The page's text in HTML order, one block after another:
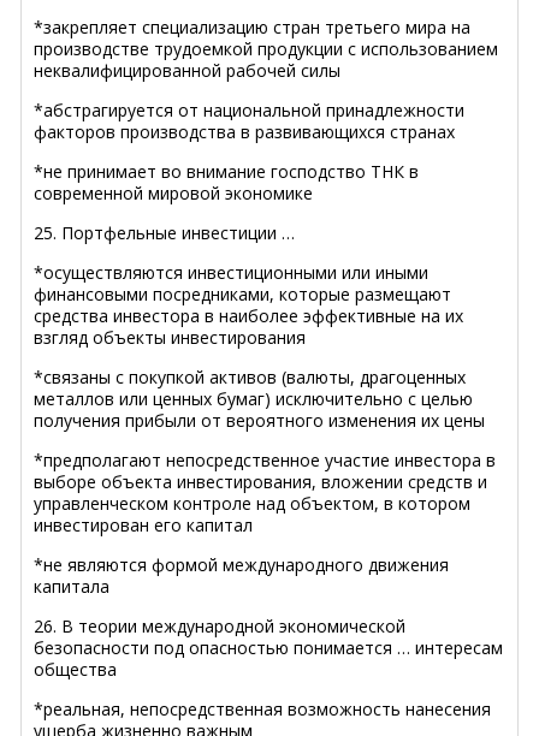
*закрепляет специализацию стран третьего мира на
производстве трудоемкой продукции с использованием
неквалифицированной рабочей силы
*абстрагируется от национальной принадлежности
факторов производства в развивающихся странах
*не принимает во внимание господство ТНК в
современной мировой экономике
25. Портфельные инвестиции …
*осуществляются инвестиционными или иными
финансовыми посредниками, которые размещают
средства инвестора в наиболее эффективные на их
взгляд объекты инвестирования
*связаны с покупкой активов (валюты, драгоценных
металлов или ценных бумаг) исключительно с целью
получения прибыли от вероятного изменения их цены
*предполагают непосредственное участие инвестора в
выборе объекта инвестирования, вложении средств и
управленческом контроле над объектом, в котором
инвестирован его капитал
*не являются формой международного движения
капитала
26. В теории международной экономической
безопасности под опасностью понимается … интересам
общества
*реальная, непосредственная возможность нанесения
ущерба жизненно важным